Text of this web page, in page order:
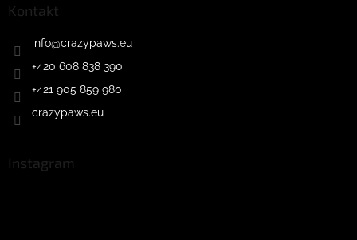
Kontakt
info@crazypaws.eu
+420 608 838 390
+421 905 859 980
crazypaws.eu
Instagram